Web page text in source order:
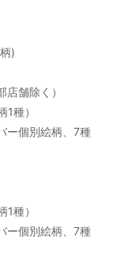
)
舗除く）
種）
ー個別絵柄、7種
種）
ー個別絵柄、7種